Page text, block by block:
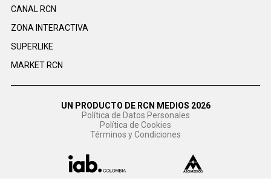
CANAL RCN
ZONA INTERACTIVA
SUPERLIKE
MARKET RCN
UN PRODUCTO DE RCN MEDIOS 2026
Política de Datos Personales
Política de Cookies
Términos y Condiciones